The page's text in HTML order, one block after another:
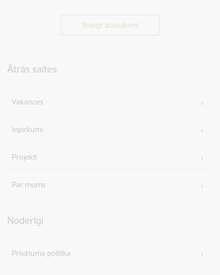
Sniegt atsauksmi
Ātrās saites
Vakances
Iepirkumi
Projekti
Par mums
Noderīgi
Privātuma politika